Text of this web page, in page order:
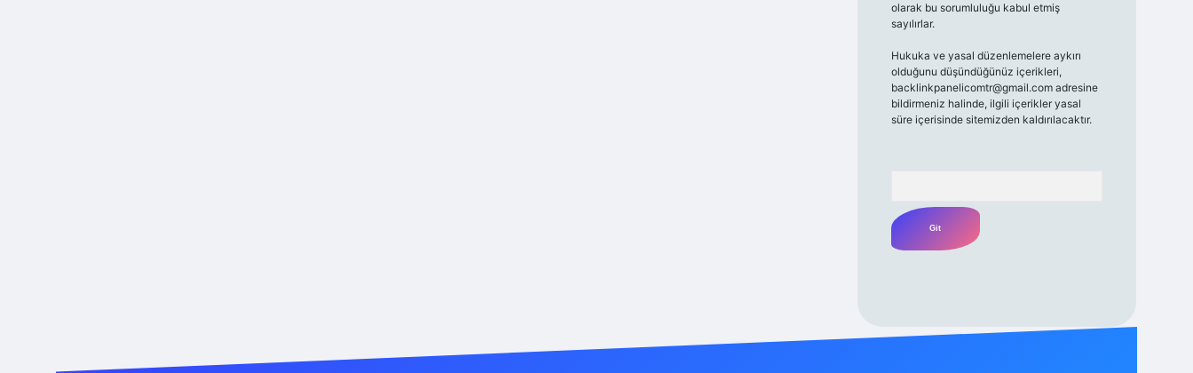
olarak bu sorumluluğu kabul etmiş
sayılırlar.
Hukuka ve yasal düzenlemelere aykırı
olduğunu düşündüğünüz içerikleri,
backlinkpanelicomtr@gmail.comadresine
bildirmeniz halinde, ilgili içerikler yasal
süre içerisinde sitemizden kaldırılacaktır.